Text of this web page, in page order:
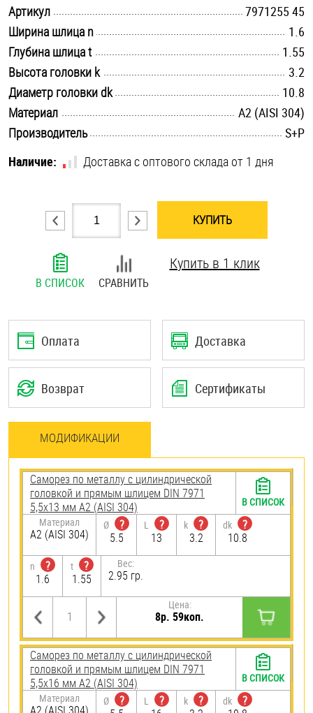
Хомуты
Шайбы
Шпильки
Шплинты
Штифты и пальцы
Артикул
7971255 45
Ширина шлица n
1.6
Глубина шлица t
1.55
Высота головки k
3.2
Диаметр головки dk
10.8
Материал
А2 (AISI 304)
Производитель
S+P
Наличие:
Доставка с оптового склада от 1 дня
КУПИТЬ
В СПИСОК СРАВНИТЬ
Купить в 1 клик
Оплата Доставка
Возврат Сертификаты
МОДИФИКАЦИИ
Саморез по металлу с цилиндрической
головкой и прямым шлицем DIN 7971
5,5х13 мм А2 (AISI 304)
Материал
А2 (AISI 304)
Ø
?
5.5
L
?
13
k
?
3.2
dk
?
10.8
n
?
1.6
t
?
1.55
Вес:
2.95 гр.
Цена:
8р. 59коп.
В СПИСОК
Саморез по металлу с цилиндрической
головкой и прямым шлицем DIN 7971
5,5х16 мм А2 (AISI 304)
Материал Ø
?
L
?
k
?
dk
?
В СПИСОК